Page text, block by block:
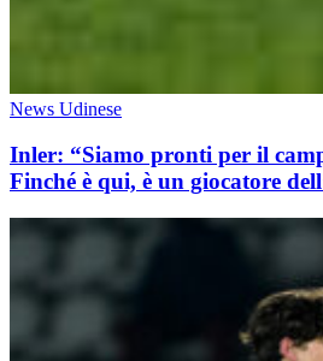
News Udinese
Inler: “Siamo pronti per il
Finché è qui, è un giocatore